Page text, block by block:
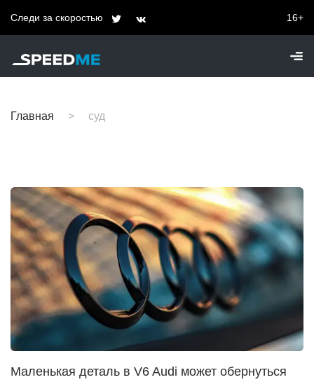
Следи за скоростью 16+
Главная суд
Маленькая деталь в V6 Audi может обернуться